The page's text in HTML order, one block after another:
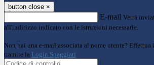
button close ×
E-mail Verrà
all'indirizzo indicato con le istruzioni necessarie.
Non hai una e-mail associata al nome utente? Effettua
tramite la Login Spaggiari